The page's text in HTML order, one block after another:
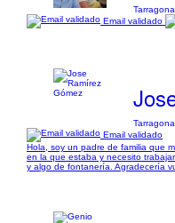
Email validado
Email validado
Hola, soy un padre de familia que
en la que estaba y necesito
y algo de fontanería. Agradecería